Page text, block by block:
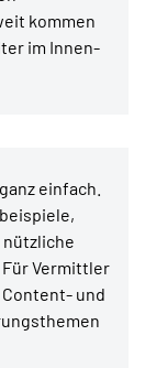
kommen
im Innen-
einfach.
Vermittler
und